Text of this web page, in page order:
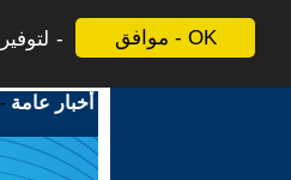
موافق - OK
أخبار عامة